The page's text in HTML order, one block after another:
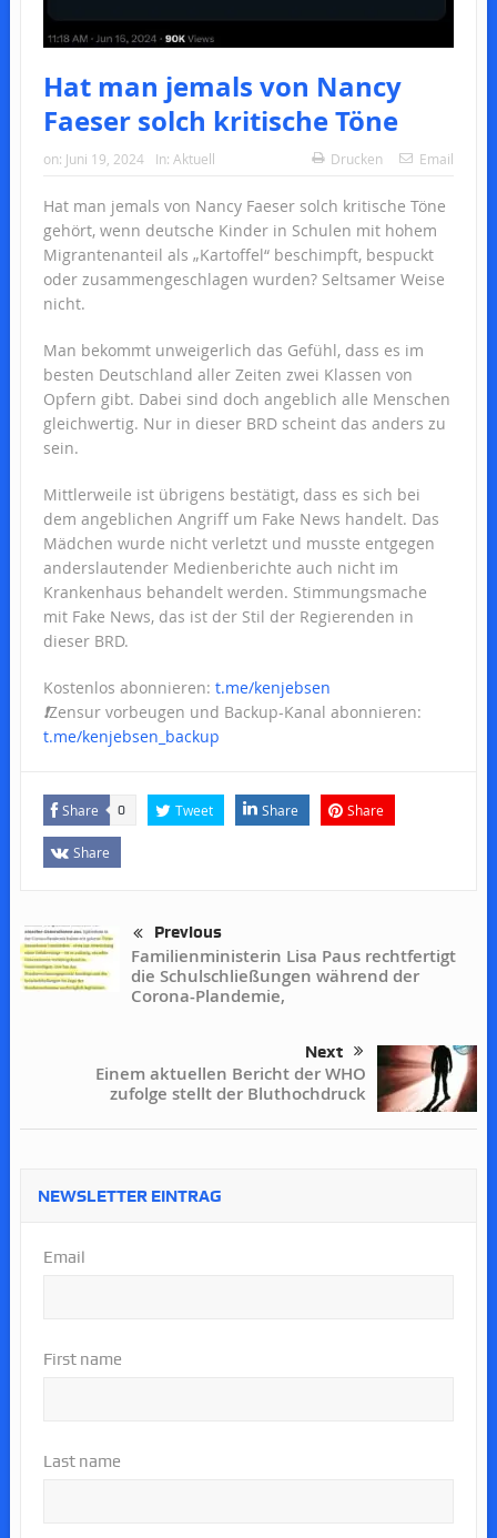
Hat man jemals von Nancy
Faeser solch kritische Töne
on: Juni 19, 2024 In: Aktuell Drucken Email
Hat man jemals von Nancy Faeser solch kritische Töne
gehört, wenn deutsche Kinder in Schulen mit hohem
Migrantenanteil als „Kartoffel“ beschimpft, bespuckt
oder zusammengeschlagen wurden? Seltsamer Weise
nicht.
Man bekommt unweigerlich das Gefühl, dass es im
besten Deutschland aller Zeiten zwei Klassen von
Opfern gibt. Dabei sind doch angeblich alle Menschen
gleichwertig. Nur in dieser BRD scheint das anders zu
sein.
Mittlerweile ist übrigens bestätigt, dass es sich bei
dem angeblichen Angriff um Fake News handelt. Das
Mädchen wurde nicht verletzt und musste entgegen
anderslautender Medienberichte auch nicht im
Krankenhaus behandelt werden. Stimmungsmache
mit Fake News, das ist der Stil der Regierenden in
dieser BRD.
Kostenlos abonnieren: t.me/kenjebsen
❗️Zensur vorbeugen und Backup-Kanal abonnieren:
t.me/kenjebsen_backup
Share 0 Tweet Share Share
Share
Previous
Familienministerin Lisa Paus rechtfertigt
die Schulschließungen während der
Corona-Plandemie,
Next
Einem aktuellen Bericht der WHO
zufolge stellt der Bluthochdruck
NEWSLETTER EINTRAG
Email
First name
Last name